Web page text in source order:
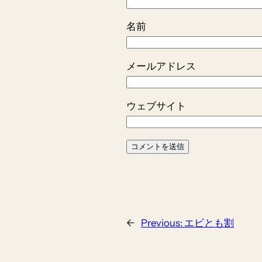
名前
メールアドレス
ウェブサイト
← Previous: エビとも割